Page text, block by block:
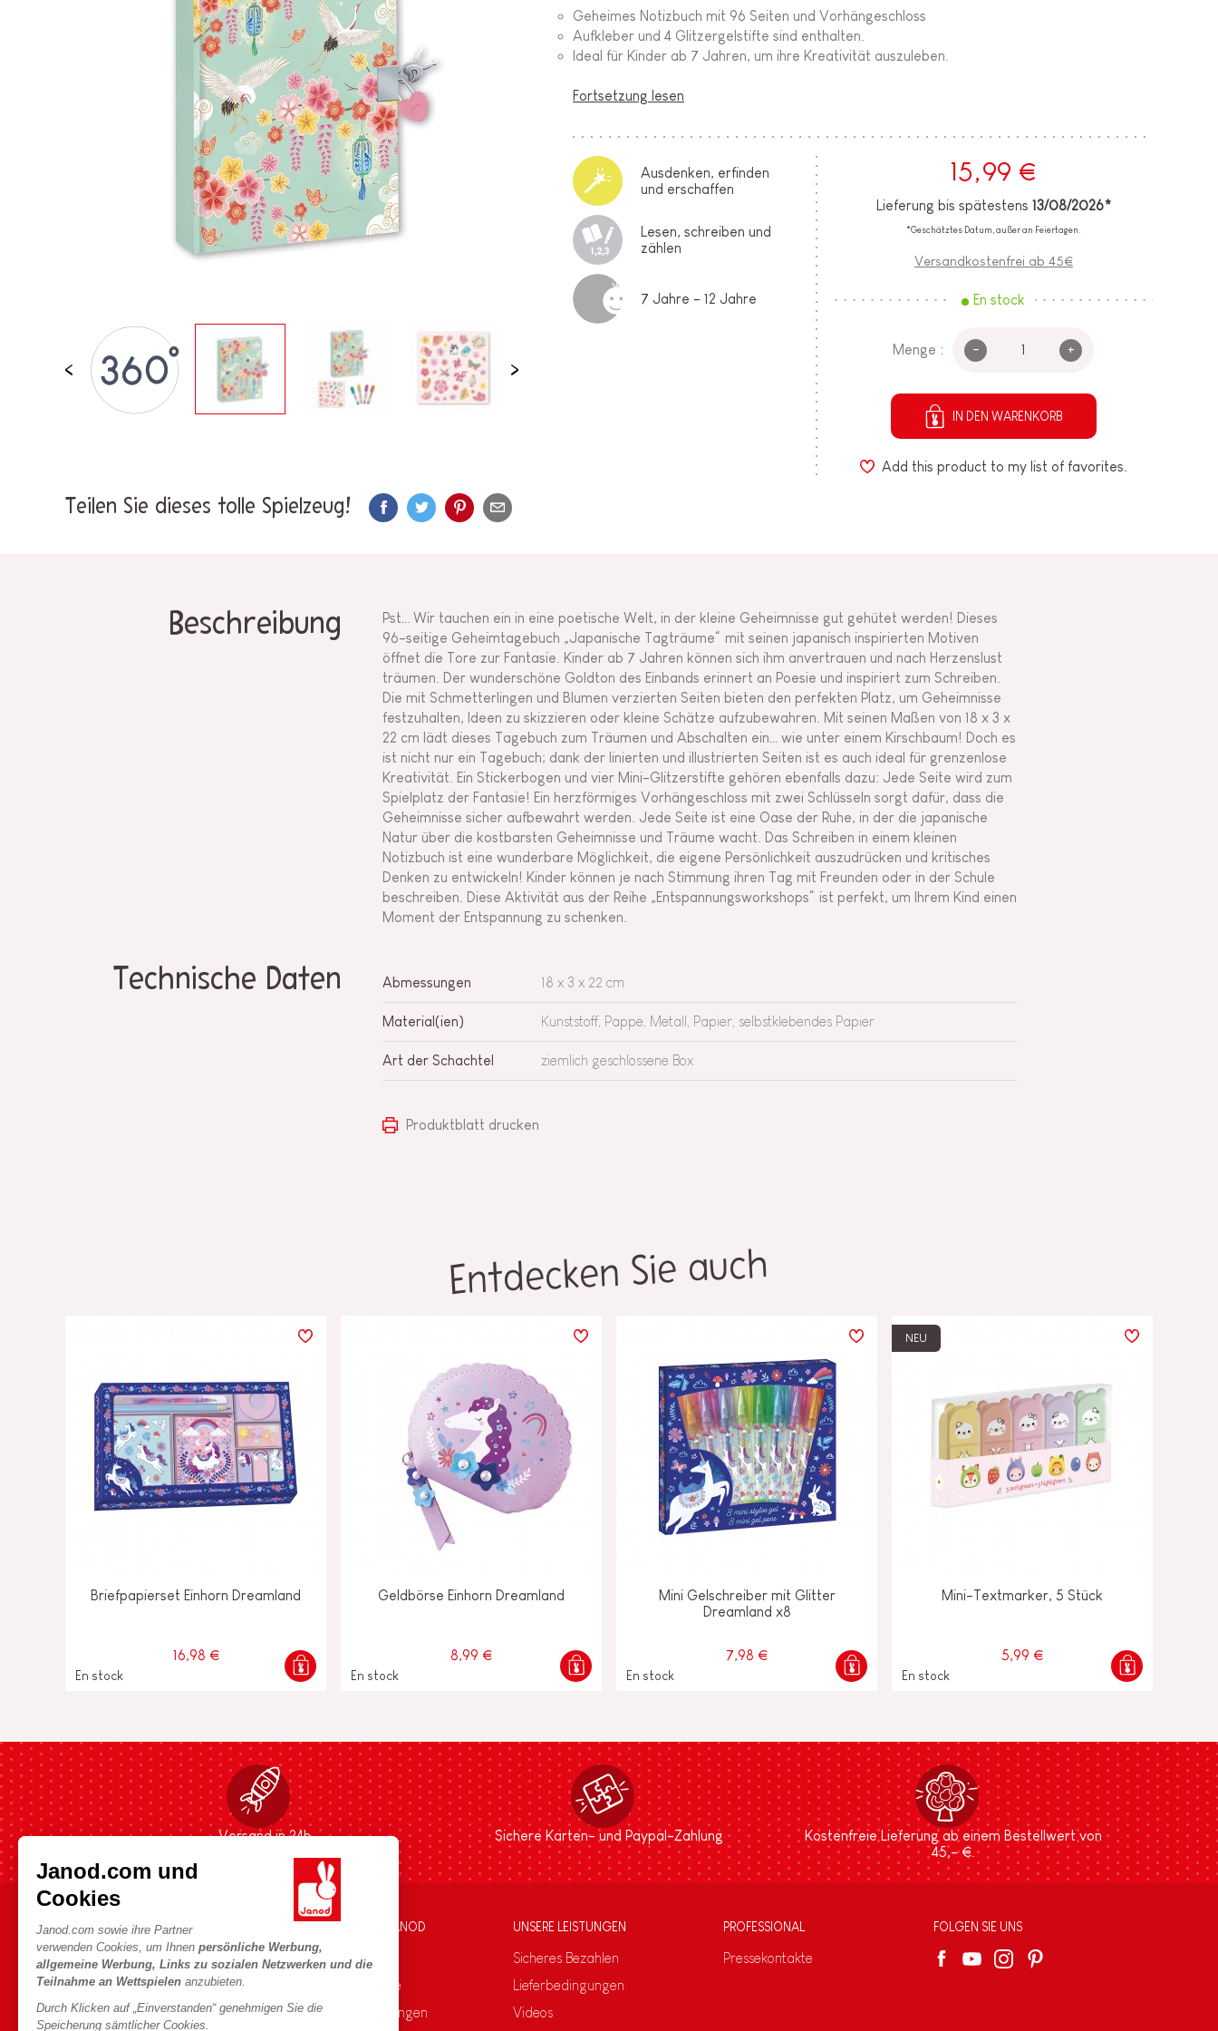
Janod.com und
Cookies
Janod.com sowie ihre Partner
verwenden Cookies, um Ihnen persönliche Werbung,
allgemeine Werbung, Links zu sozialen Netzwerken und die
Teilnahme an Wettspielen anzubieten.
Durch Klicken auf „Einverstanden“ genehmigen Sie die
Speicherung sämtlicher Cookies.
BABY &
KLEINKINDSPIELZEUG
ROLLENSPIEL
SPIELWELTEN
OUTDOOR
TAFEL, MÖBEL &
DEKORATIONEN
LOSE STÜCKE
Geheimes Notizbuch mit 96 Seiten und Vorhängeschloss
Aufkleber und 4 Glitzergelstifte sind enthalten.
Ideal für Kinder ab 7 Jahren, um ihre Kreativität auszuleben.
Fortsetzung lesen
Ausdenken, erfinden
und erschaffen
Lesen, schreiben und
zählen
7 Jahre - 12 Jahre
15,99 €
Lieferung bis spätestens 13/08/2026*
*Geschätztes Datum, außer an Feiertagen.
Versandkostenfrei ab 45€
En stock
Menge : - +
IN DEN WARENKORB
Add this product to my list of favorites.
Teilen Sie dieses tolle Spielzeug!
Beschreibung
Pst… Wir tauchen ein in eine poetische Welt, in der kleine Geheimnisse gut gehütet werden! Dieses
96-seitige Geheimtagebuch „Japanische Tagträume“ mit seinen japanisch inspirierten Motiven
öffnet die Tore zur Fantasie. Kinder ab 7 Jahren können sich ihm anvertrauen und nach Herzenslust
träumen. Der wunderschöne Goldton des Einbands erinnert an Poesie und inspiriert zum Schreiben.
Die mit Schmetterlingen und Blumen verzierten Seiten bieten den perfekten Platz, um Geheimnisse
festzuhalten, Ideen zu skizzieren oder kleine Schätze aufzubewahren. Mit seinen Maßen von 18 x 3 x
22 cm lädt dieses Tagebuch zum Träumen und Abschalten ein… wie unter einem Kirschbaum! Doch es
ist nicht nur ein Tagebuch; dank der linierten und illustrierten Seiten ist es auch ideal für grenzenlose
Kreativität. Ein Stickerbogen und vier Mini-Glitzerstifte gehören ebenfalls dazu: Jede Seite wird zum
Spielplatz der Fantasie! Ein herzförmiges Vorhängeschloss mit zwei Schlüsseln sorgt dafür, dass die
Geheimnisse sicher aufbewahrt werden. Jede Seite ist eine Oase der Ruhe, in der die japanische
Natur über die kostbarsten Geheimnisse und Träume wacht. Das Schreiben in einem kleinen
Notizbuch ist eine wunderbare Möglichkeit, die eigene Persönlichkeit auszudrücken und kritisches
Denken zu entwickeln! Kinder können je nach Stimmung ihren Tag mit Freunden oder in der Schule
beschreiben. Diese Aktivität aus der Reihe „Entspannungsworkshops“ ist perfekt, um Ihrem Kind einen
Moment der Entspannung zu schenken.
Technische Daten Abmessungen 18 x 3 x 22 cm
Material(ien) Kunststoff, Pappe, Metall, Papier, selbstklebendes Papier
Art der Schachtel ziemlich geschlossene Box
Produktblatt drucken
Entdecken Sie auch
Briefpapierset Einhorn Dreamland
16,98 €
En stock
Geldbörse Einhorn Dreamland
8,99 €
En stock
Mini Gelschreiber mit Glitter
Dreamland x8
7,98 €
En stock
NEU
Mini-Textmarker, 5 Stück
5,99 €
En stock
Versand in 24h Sichere Karten- und Paypal-Zahlung
Kostenfreie Lieferung ab einem Bestellwert von
45,- €.
HILFE & INFORMATIONEN
Verkaufsbedingungen
FAQ
Kontakt
DIE WELT VON JANOD
Die Geschichte
Unsere Expertise
CSR-Verpflichtungen
UNSERE LEISTUNGEN
Sicheres Bezahlen
Lieferbedingungen
Videos
PROFESSIONAL
Pressekontakte
FOLGEN SIE UNS